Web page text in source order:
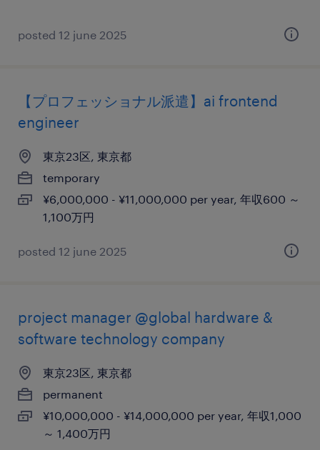
posted 12 june 2025
【プロフェッショナル派遣】ai frontend
engineer
東京23区, 東京都
temporary
¥6,000,000 - ¥11,000,000 per year, 年収600 ～
1,100万円
posted 12 june 2025
project manager @global hardware &
software technology company
東京23区, 東京都
permanent
¥10,000,000 - ¥14,000,000 per year, 年収1,000
～ 1,400万円